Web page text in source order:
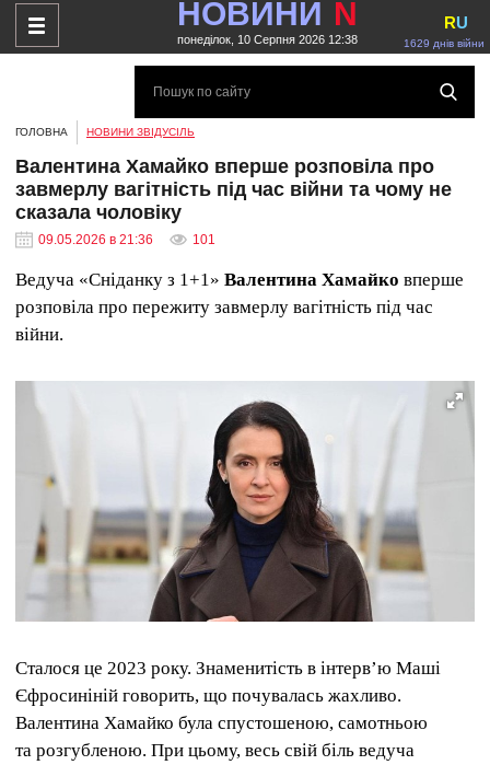
НОВИНИ N
понеділок, 10 Серпня 2026 12:38 1629 днів війни
RU
ГОЛОВНА НОВИНИ ЗВІДУСІЛЬ
Валентина Хамайко вперше розповіла про
завмерлу вагітність під час війни та чому не
сказала чоловіку
09.05.2026 в 21:36 101
Ведуча «Сніданку з 1+1» Валентина Хамайко вперше
розповіла про пережиту завмерлу вагітність під час
війни.
Сталося це 2023 року. Знаменитість в інтерв’ю Маші
Єфросиніній говорить, що почувалась жахливо.
Валентина Хамайко була спустошеною, самотньою
та розгубленою. При цьому, весь свій біль ведуча